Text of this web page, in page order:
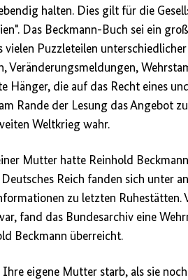
halten. Dies gilt für die
Das Beckmann-Buch sei ein
vielen Puzzleteilen unterschiedlicher
Veränderungsmeldungen,
Hänger, die auf das Recht eines
Rande der Lesung das Angebot
Weltkrieg wahr.
Mutter hatte Reinhold
Reich fanden sich unter
zu letzten Ruhestätten.
fand das Bundesarchiv eine
Beckmann überreicht.
eigene Mutter starb, als sie